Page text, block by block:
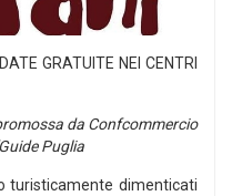
GRATUITE NEI CENTRI
da Confcommercio
Puglia
turisticamente dimenticati